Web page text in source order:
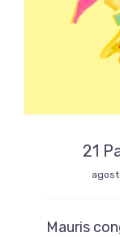
21
Mauris